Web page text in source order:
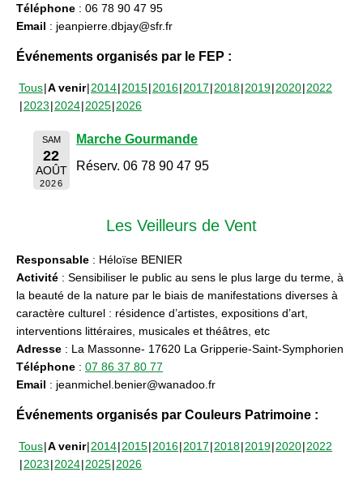
Téléphone : 06 78 90 47 95
Email : jeanpierre.dbjay@sfr.fr
Événements organisés par le FEP :
Tous A venir 2014 2015 2016 2017 2018 2019 2020 2022
2023 2024 2025 2026
SAM
22
AOÛT
2026
Marche Gourmande
Réserv. 06 78 90 47 95
Les Veilleurs de Vent
Responsable : Héloïse BENIER
Activité : Sensibiliser le public au sens le plus large du terme, à
la beauté de la nature par le biais de manifestations diverses à
caractère culturel : résidence d’artistes, expositions d’art,
interventions littéraires, musicales et théâtres, etc
Adresse : La Massonne- 17620 La Gripperie-Saint-Symphorien
Téléphone : 07 86 37 80 77
Email : jeanmichel.benier@wanadoo.fr
Événements organisés par Couleurs Patrimoine :
Tous A venir 2014 2015 2016 2017 2018 2019 2020 2022
2023 2024 2025 2026